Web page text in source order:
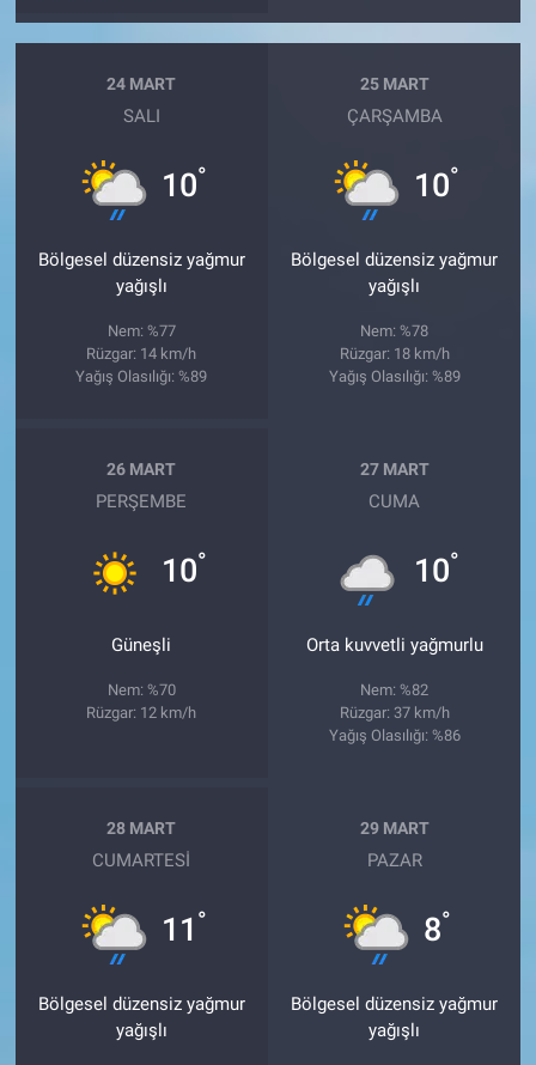
24 MART
SALI
10°
Bölgesel düzensiz yağmur
yağışlı
Nem: %77
Rüzgar: 14 km/h
Yağış Olasılığı: %89
25 MART
ÇARŞAMBA
10°
Bölgesel düzensiz yağmur
yağışlı
Nem: %78
Rüzgar: 18 km/h
Yağış Olasılığı: %89
26 MART
PERŞEMBE
10°
Güneşli
Nem: %70
Rüzgar: 12 km/h
27 MART
CUMA
10°
Orta kuvvetli yağmurlu
Nem: %82
Rüzgar: 37 km/h
Yağış Olasılığı: %86
28 MART
CUMARTESI
11 °
Bölgesel düzensiz yağmur
yağışlı
29 MART
PAZAR
8°
Bölgesel düzensiz yağmur
yağışlı